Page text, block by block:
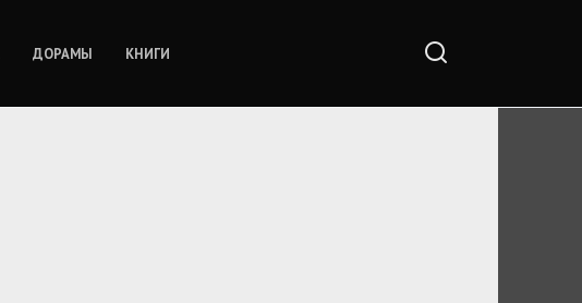
ДОРАМЫ КНИГИ